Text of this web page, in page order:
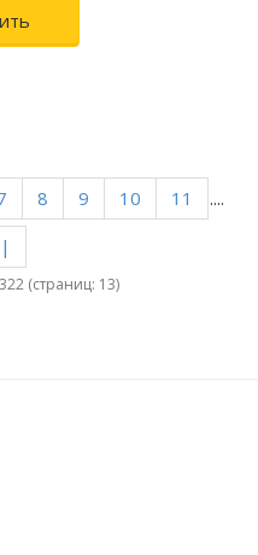
8 9 10 11
....
(страниц: 13)